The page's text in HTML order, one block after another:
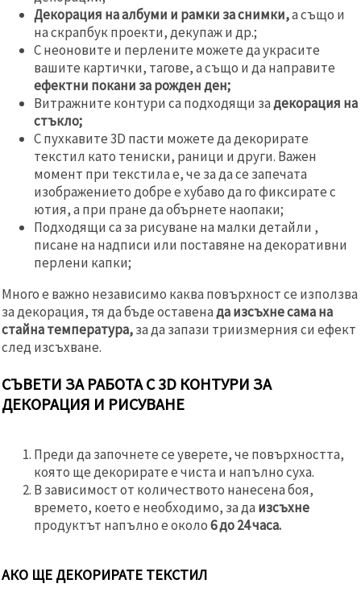
Декорация на албуми и рамки за снимки,а също и
на скрапбук проекти, декупаж и др.;
С неоновите и перлените можете да украсите
вашите картички, тагове, а също и да направите
ефектни покани за рожден ден;
Витражните контури са подходящи задекорация на
стъкло;
С пухкавите 3D пасти можете да декорирате
текстил като тениски, раници и други. Важен
момент при текстила е, че за да се запечата
изображението добре е хубаво да го фиксирате с
ютия, а при пране да обърнете наопаки;
Подходящи са за рисуване на малки детайли ,
писане на надписи или поставяне на декоративни
перлени капки;
Много е важно независимо каква повърхност се използва
за декорация, тя да бъде оставенада изсъхне сама на
стайна температура,за да запази триизмерния си ефект
след изсъхване.
СЪВЕТИ ЗА РАБОТА С 3D КОНТУРИ ЗА
ДЕКОРАЦИЯ И РИСУВАНЕ
Преди да започнете се уверете, че повърхността,
която ще декорирате е чиста и напълно суха.
В зависимост от количеството нанесена боя,
времето, което е необходимо, за да изсъхне
продуктът напълно е около6 до 24 часа.
АКО ЩЕ ДЕКОРИРАТЕ ТЕКСТИЛ